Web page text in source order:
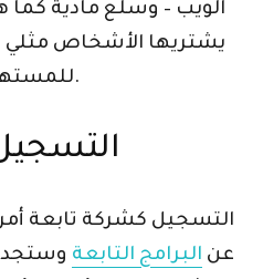
الويب – وسلع مادية كما
يشتريها الأشخاص مثلي
للمستهلكين والترفيه المقاصد.
التسجيل كشركة تابعة
سوى البحث في Google عن البرامج التابعة وستجد